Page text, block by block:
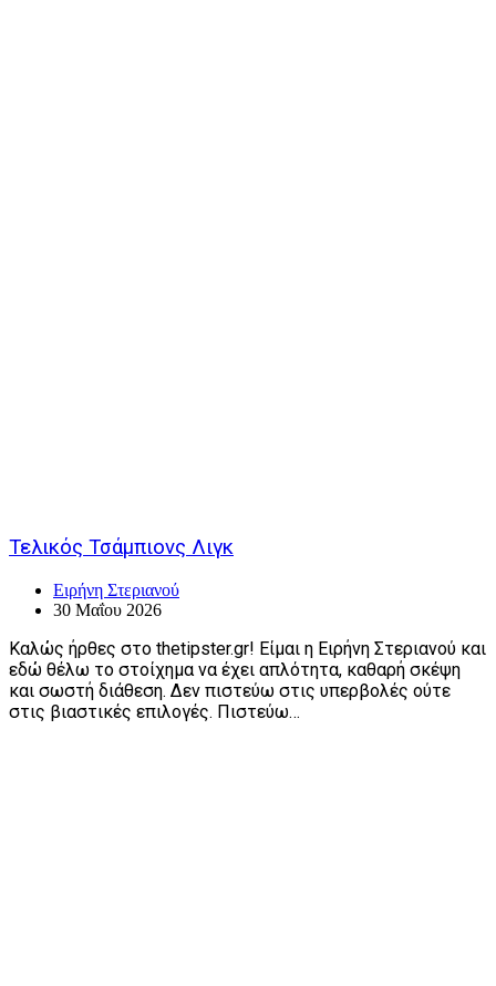
Τελικός Τσάμπιονς Λιγκ
Ειρήνη Στεριανού
30 Μαΐου 2026
Καλώς ήρθες στο thetipster.gr! Είμαι η Ειρήνη Στεριανού και
εδώ θέλω το στοίχημα να έχει απλότητα, καθαρή σκέψη
και σωστή διάθεση. Δεν πιστεύω στις υπερβολές ούτε
στις βιαστικές επιλογές. Πιστεύω…